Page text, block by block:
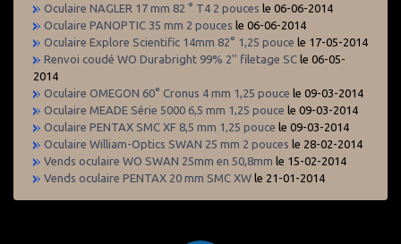
Oculaire NAGLER 17 mm 82 ° T4 2 pouces le 06-06-2014
Oculaire PANOPTIC 35 mm 2 pouces le 06-06-2014
Oculaire Explore Scientific 14mm 82° 1,25 pouce le 17-05-2014
Renvoi coudé WO Durabright 99% 2'' filetage SC le 06-05-
2014
Oculaire OMEGON 60° Cronus 4 mm 1,25 pouce le 09-03-2014
Oculaire MEADE Série 5000 6,5 mm 1,25 pouce le 09-03-2014
Oculaire PENTAX SMC XF 8,5 mm 1,25 pouce le 09-03-2014
Oculaire William-Optics SWAN 25 mm 2 pouces le 28-02-2014
Vends oculaire WO SWAN 25mm en 50,8mm le 15-02-2014
Vends oculaire PENTAX 20 mm SMC XW le 21-01-2014